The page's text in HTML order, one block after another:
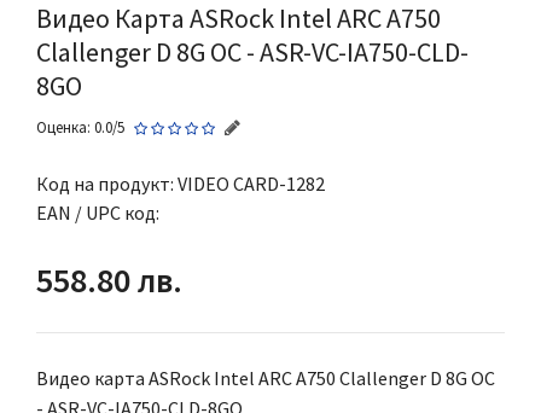
Видео Карта ASRock Intel ARC A750
Clallenger D 8G OC - ASR-VC-IA750-CLD-
8GO
Оценка: 0.0/5
Код на продукт: VIDEO CARD-1282
EAN / UPC код:
558.80 лв.
Видео карта ASRock Intel ARC A750 Clallenger D 8G OC